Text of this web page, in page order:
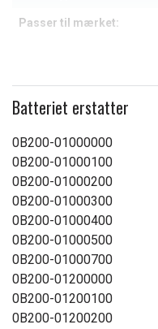
Passer til mærket:
Batteriet erstatter
0B200-01000000
0B200-01000100
0B200-01000200
0B200-01000300
0B200-01000400
0B200-01000500
0B200-01000700
0B200-01200000
0B200-01200100
0B200-01200200